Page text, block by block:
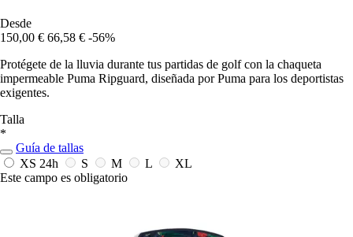
Desde
150,00 € 66,58 € -56%
Protégete de la lluvia durante tus partidas de golf con la chaqueta
impermeable Puma Ripguard, diseñada por Puma para los deportistas
exigentes.
Talla
*
Guía de tallas
XS 24h S M L
XL
Este campo es obligatorio